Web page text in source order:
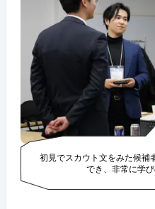
初見でスカウト文をみた候補
でき、非常に学